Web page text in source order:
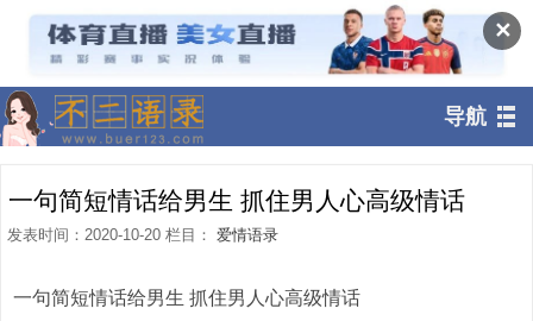
✕
导航
一句简短情话给男生 抓住男人心高级情话
发表时间：2020-10-20 栏目： 爱情语录
一句简短情话给男生 抓住男人心高级情话